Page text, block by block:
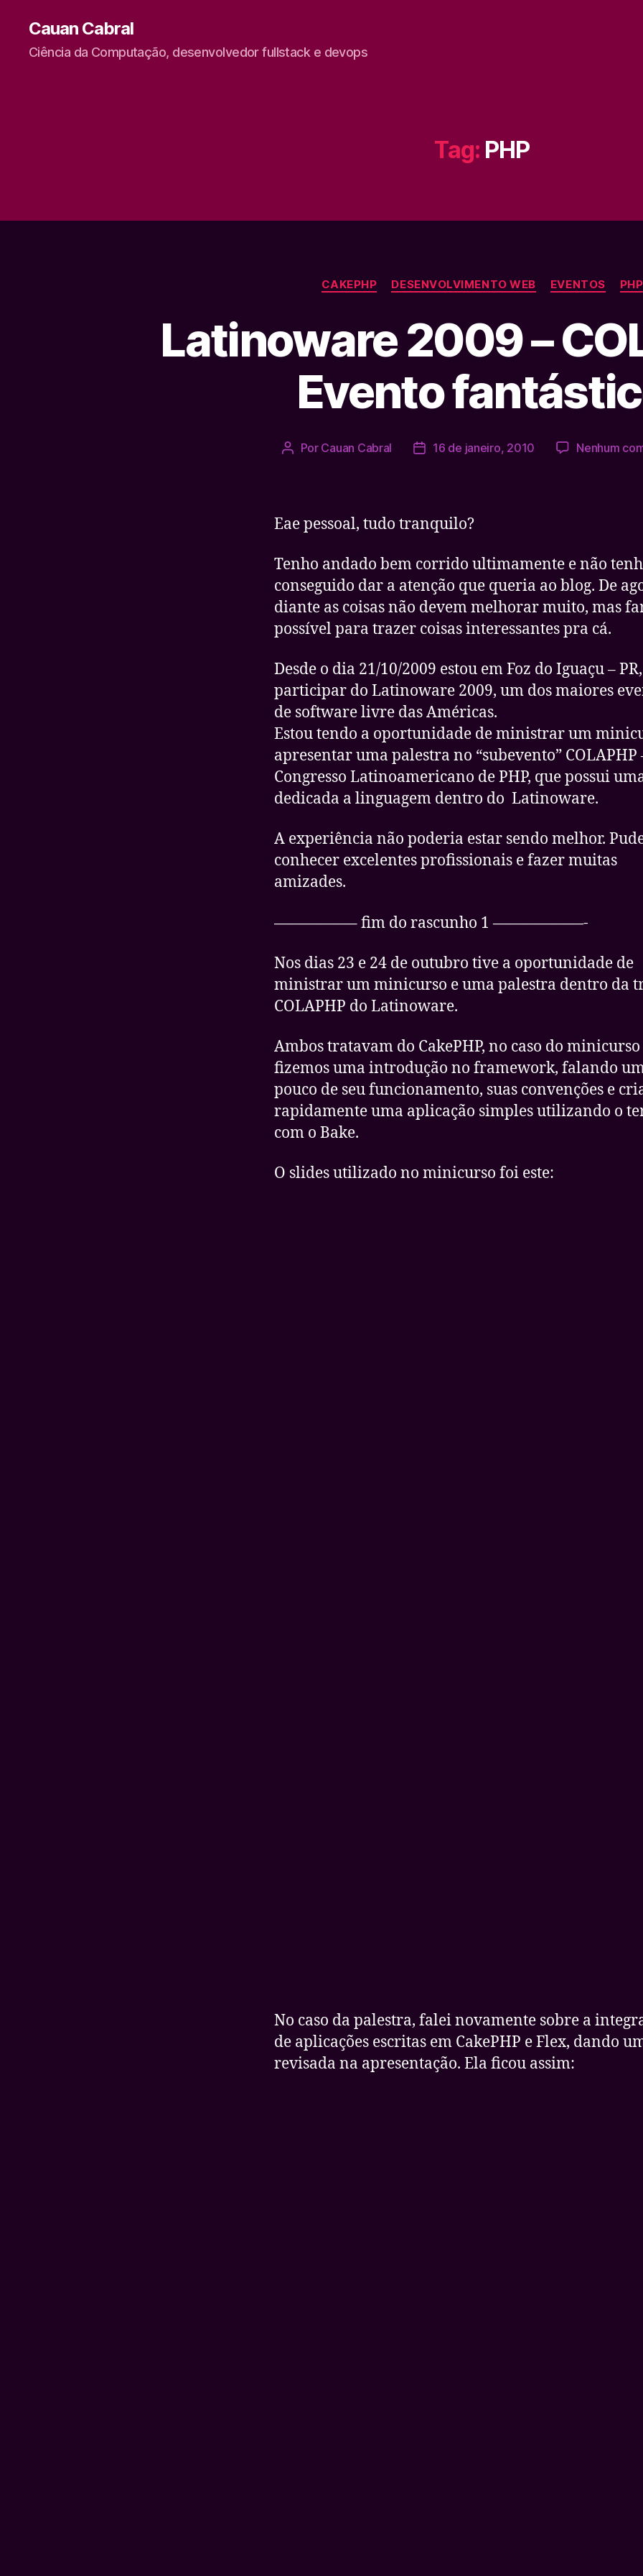
Cauan Cabral
Ciência da Computação, desenvolvedor fullstack e devops
Tag: PHP
Categorias
CAKEPHP DESENVOLVIMENTO WEB EVENTOS PHP
Latinoware 2009 –
Evento
Autor
Por Cauan Cabral
Data16 de janeiro, 2010 Nenhum
Eae pessoal, tudo tranquilo?
Tenho andado bem corrido ultimamente e não
conseguido dar a atenção que queria ao blog. De
diante as coisas não devem melhorar muito, mas
possível para trazer coisas interessantes pra cá.
Desde o dia 21/10/2009 estou em Foz do Iguaçu –
participar do Latinoware 2009, um dos maiores
de software livre das Américas.
Estou tendo a oportunidade de ministrar um
apresentar uma palestra no “subevento” COLAPHP
Congresso Latinoamericano de PHP, que possui
dedicada a linguagem dentro do Latinoware.
A experiência não poderia estar sendo melhor.
conhecer excelentes profissionais e fazer muitas
amizades.
—————– fim do rascunho 1 ——————-
Nos dias 23 e 24 de outubro tive a oportunidade de
ministrar um minicurso e uma palestra dentro da
COLAPHP do Latinoware.
Ambos tratavam do CakePHP, no caso do minicurso
fizemos uma introdução no framework, falando
pouco de seu funcionamento, suas convenções e
rapidamente uma aplicação simples utilizando o
com o Bake.
O slides utilizado no minicurso foi este:
No caso da palestra, falei novamente sobre a
de aplicações escritas em CakePHP e Flex, dando
revisada na apresentação. Ela ficou assim: